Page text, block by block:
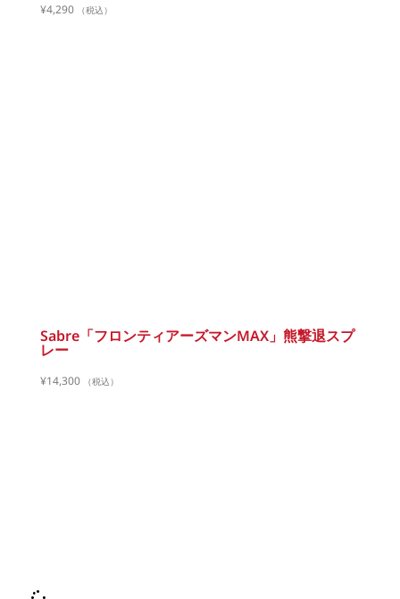
¥4,290 （税込）
Sabre「フロンティアーズマンMAX」熊撃退スプ
レー
¥14,300 （税込）